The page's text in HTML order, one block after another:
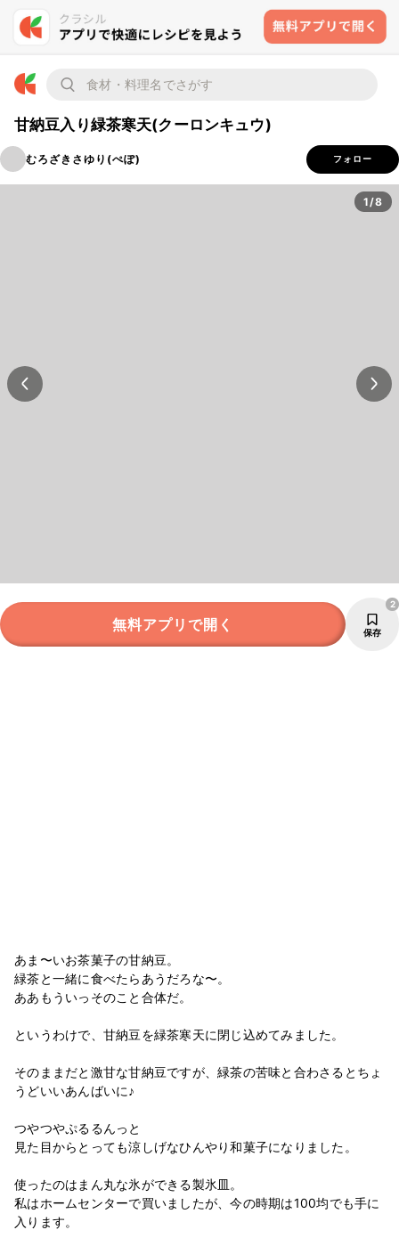
甘納豆入り緑茶寒天(クーロンキュウ)
むろざきさゆり(ぺぽ) フォロー
1/8
無料アプリで開く 保存
2
あま〜いお茶菓子の甘納豆。
緑茶と一緒に食べたらあうだろな〜。
ああもういっそのこと合体だ。
というわけで、甘納豆を緑茶寒天に閉じ込めてみました。
そのままだと激甘な甘納豆ですが、緑茶の苦味と合わさるとちょ
うどいいあんばいに♪
つやつやぷるるんっと
見た目からとっても涼しげなひんやり和菓子になりました。
使ったのはまん丸な氷ができる製氷皿。
私はホームセンターで買いましたが、今の時期は100均でも手に
入ります。